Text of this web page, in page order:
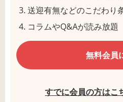
送迎有無などのこだわり
コラムやQ&Aが読み放題
無料会員
すでに会員の方はこ